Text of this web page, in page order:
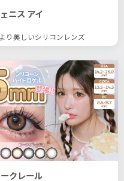
ニス アイ
り美しいシリコンレンズ
クレール